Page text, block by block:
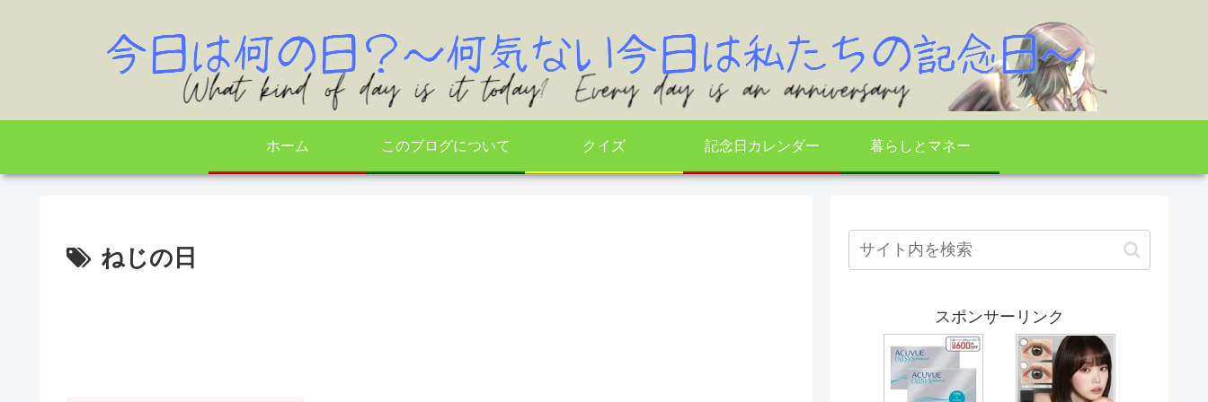
ホーム このブログについて クイズ 記念日カレンダー 暮らしとマネー
ねじの日
スポンサーリンク